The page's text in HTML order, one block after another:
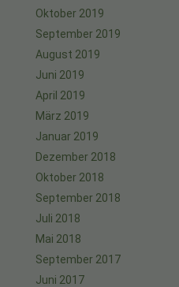
Oktober 2019
September 2019
August 2019
Juni 2019
April 2019
März 2019
Januar 2019
Dezember 2018
Oktober 2018
September 2018
Juli 2018
Mai 2018
September 2017
Juni 2017